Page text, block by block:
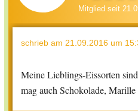
Mitglied seit
schrieb am 21.09.2016 um
Meine Lieblings-Eissorten
mag auch Schokolade,